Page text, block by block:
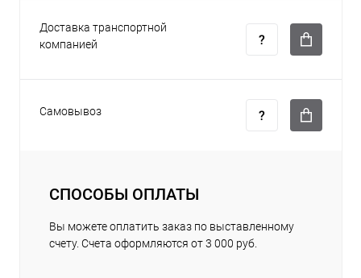
Доставка транспортной
компанией
Самовывоз
СПОСОБЫ ОПЛАТЫ
Вы можете оплатить заказ по выставленному
счету. Счета оформляются от 3 000 руб.